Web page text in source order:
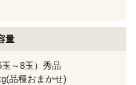
量
玉～8玉）秀品
品種おまかせ)